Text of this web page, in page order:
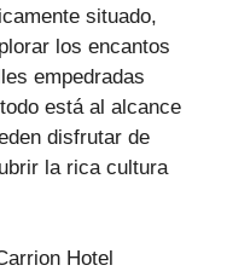
situado,
los encantos
empedradas
está al alcance
disfrutar de
la rica cultura
Hotel